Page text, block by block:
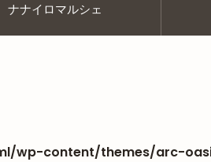
ナナイロマルシェ
wp-content/themes/arc-